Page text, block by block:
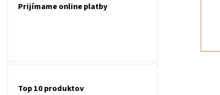
Prijímame online platby
Top 10 produktov